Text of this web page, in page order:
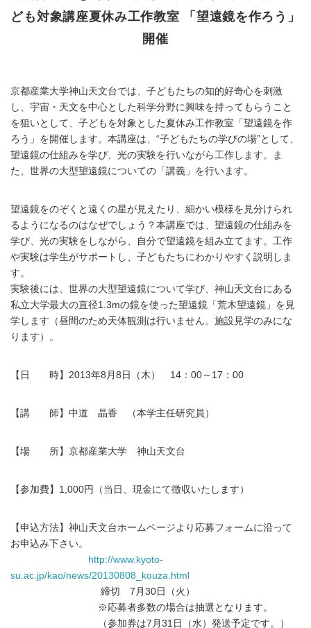
ども対象講座夏休み工作教室 「望遠鏡を作ろう」
開催
京都産業大学神山天文台では、子どもたちの知的好奇心を刺激
し、宇宙・天文を中心とした科学分野に興味を持ってもらうこと
を狙いとして、子どもを対象とした夏休み工作教室「望遠鏡を作
ろう」を開催します。本講座は、“子どもたちの学びの場”として、
望遠鏡の仕組みを学び、光の実験を行いながら工作します。ま
た、世界の大型望遠鏡についての「講義」を行います。
望遠鏡をのぞくと遠くの星が見えたり、細かい模様を見分けられ
るようになるのはなぜでしょう？本講座では、望遠鏡の仕組みを
学び、光の実験をしながら、自分で望遠鏡を組み立てます。工作
や実験は学生がサポートし、子どもたちにわかりやすく説明しま
す。
実験後には、世界の大型望遠鏡について学び、神山天文台にある
私立大学最大の直径1.3mの鏡を使った望遠鏡「荒木望遠鏡」を見
学します（昼間のため天体観測は行いません。施設見学のみにな
ります）。
【日 時】2013年8月8日（木） 14：00～17：00
【講 師】中道 晶香 （本学主任研究員）
【場 所】京都産業大学 神山天文台
【参加費】1,000円（当日、現金にて徴収いたします）
【申込方法】神山天文台ホームページより応募フォームに沿って
お申込み下さい。
http://www.kyoto-
su.ac.jp/kao/news/20130808_kouza.html
締切 7月30日（火）
※応募者多数の場合は抽選となります。
（参加券は7月31日（水）発送予定です。）